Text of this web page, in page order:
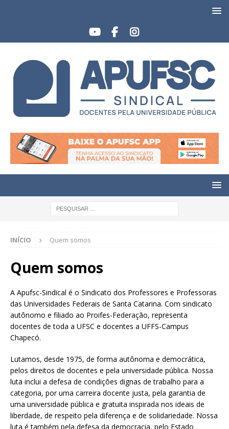
INÍCIO Quem somos
Quem somos
A Apufsc-Sindical é o Sindicato dos Professores e Professoras
das Universidades Federais de Santa Catarina. Com sindicato
autônomo e filiado ao Proifes-Federação, representa
docentes de toda a UFSC e docentes a UFFS-Campus
Chapecó.
Lutamos, desde 1975, de forma autônoma e democrática,
pelos direitos de docentes e pela universidade pública. Nossa
luta inclui a defesa de condições dignas de trabalho para a
categoria, por uma carreira docente justa, pela garantia de
uma universidade pública e gratuita inspirada nos ideais de
liberdade, de respeito pela diferença e de solidariedade. Nossa
luta é também pela defesa da democracia, pelo Estado